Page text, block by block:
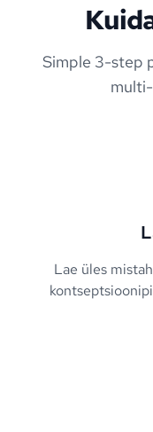
Simple 3-step
Lae üles